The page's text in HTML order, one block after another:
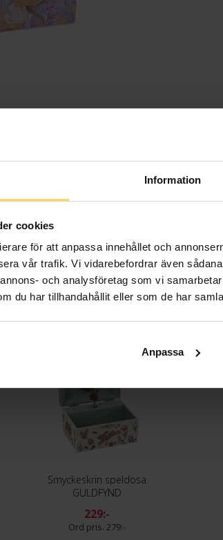
Information
cookies
för att anpassa innehållet och
vår trafik. Vi vidarebefordrar även
och analysföretag som vi
du har tillhandahållit eller som de har
Anpassa
Smyckeskrin speldosa
GULDFYND
229:-
279:-